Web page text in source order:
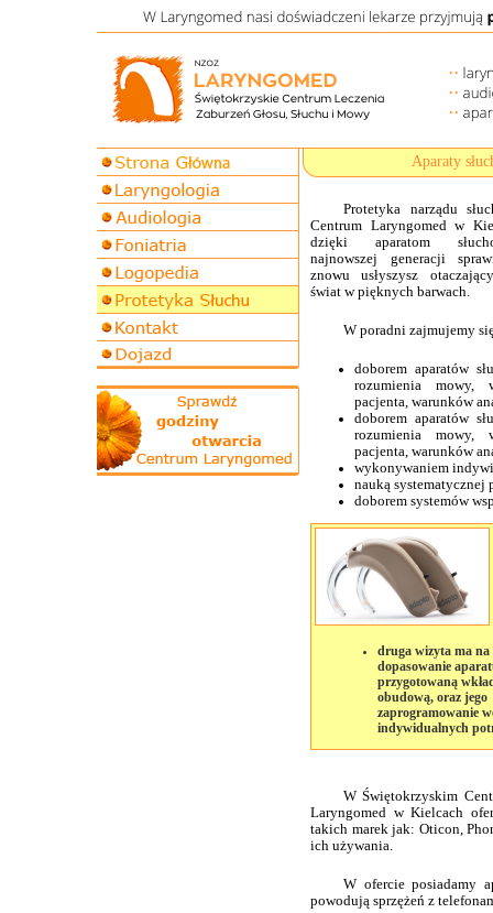
Aparaty
Protetyka narządu
Centrum Laryngomed w
dzięki aparatom
najnowszej generacji
znowu usłyszysz
świat w pięknych barwach.
W poradni zajmujemy
doborem aparatów
rozumienia mowy,
pacjenta, warunków
doborem aparatów
rozumienia mowy,
pacjenta, warunków
wykonywaniem
nauką systematycznej
doborem systemów
druga wizyta ma na
dopasowanie
przygotowaną
obudową, oraz jego
zaprogramowanie
indywidualnych
W Świętokrzyskim
Laryngomed w Kielcach
takich marek jak: Oticon,
ich używania.
W ofercie posiadamy
powodują sprzężeń z